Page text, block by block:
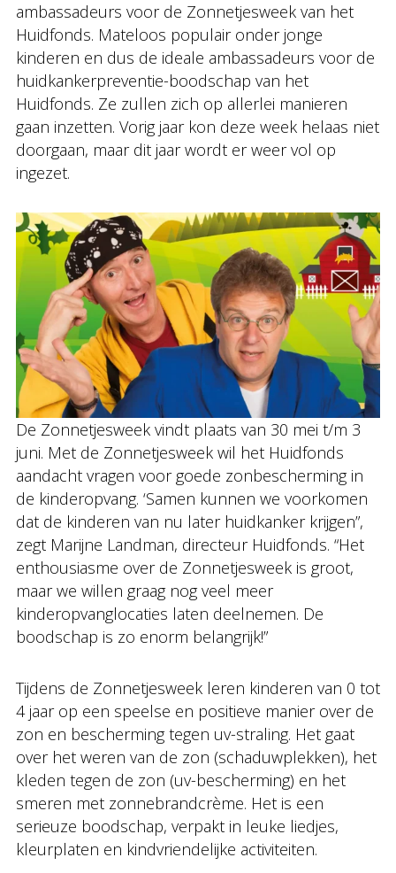
ambassadeurs voor de Zonnetjesweek van het
Huidfonds. Mateloos populair onder jonge
kinderen en dus de ideale ambassadeurs voor de
huidkankerpreventie-boodschap van het
Huidfonds. Ze zullen zich op allerlei manieren
gaan inzetten. Vorig jaar kon deze week helaas niet
doorgaan, maar dit jaar wordt er weer vol op
ingezet.
De Zonnetjesweek vindt plaats van 30 mei t/m 3
juni. Met de Zonnetjesweek wil het Huidfonds
aandacht vragen voor goede zonbescherming in
de kinderopvang. ‘Samen kunnen we voorkomen
dat de kinderen van nu later huidkanker krijgen”,
zegt Marijne Landman, directeur Huidfonds. “Het
enthousiasme over de Zonnetjesweek is groot,
maar we willen graag nog veel meer
kinderopvanglocaties laten deelnemen. De
boodschap is zo enorm belangrijk!”
Tijdens de Zonnetjesweek leren kinderen van 0 tot
4 jaar op een speelse en positieve manier over de
zon en bescherming tegen uv-straling. Het gaat
over het weren van de zon (schaduwplekken), het
kleden tegen de zon (uv-bescherming) en het
smeren met zonnebrandcrème. Het is een
serieuze boodschap, verpakt in leuke liedjes,
kleurplaten en kindvriendelijke activiteiten.